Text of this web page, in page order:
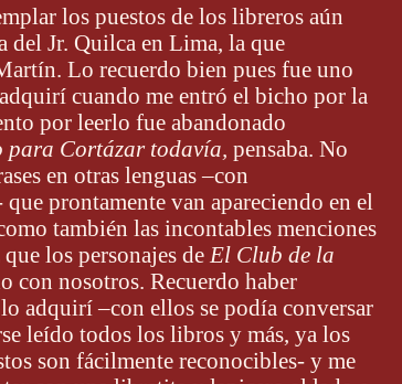
los puestos de los libreros aún
del Jr. Quilca en Lima, la que
Lo recuerdo bien pues fue uno
cuando me entró el bicho por la
por leerlo fue abandonado
para Cortázar todavía, pensaba. No
en otras lenguas –con
prontamente van apareciendo en el
también las incontables menciones
los personajes de El Club de la
con nosotros. Recuerdo haber
adquirí –con ellos se podía conversar
leído todos los libros y más, ya los
son fácilmente reconocibles- y me